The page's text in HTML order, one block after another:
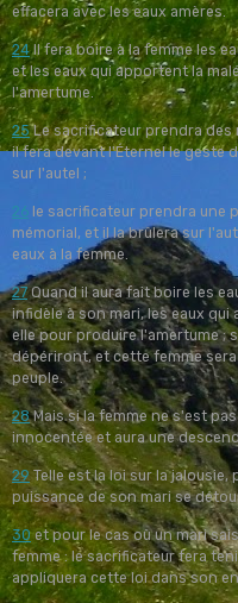
effacera avec les eaux amères.
24Il fera boire à la femme les
et les eaux qui apportent la
l'amertume.
25Le sacrificateur prendra des
il fera devant l'Éternel le geste
sur l'autel ;
26 le sacrificateur prendra une
mémorial, et il la brûlera sur
eaux à la femme.
27Quand il aura fait boire les
infidèle à son mari, les eaux
elle pour produire l'amertume ;
dépériront, et cette femme
peuple.
28Mais si la femme ne s'est
innocentée et aura une
29Telle est la loi sur la jalousie,
puissance de son mari se
30et pour le cas où un mari
femme : le sacrificateur fera
appliquera cette loi dans son